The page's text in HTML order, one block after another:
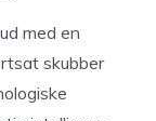
med en
skubber